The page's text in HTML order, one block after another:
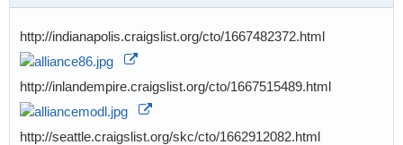
http://indianapolis.craigslist.org/cto/1667482372.html
http://inlandempire.craigslist.org/cto/1667515489.html
http://seattle.craigslist.org/skc/cto/1662912082.html